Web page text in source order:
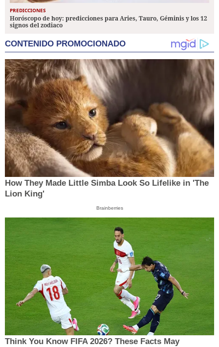
PREDICCIONES
Horóscopo de hoy: predicciones para Aries, Tauro, Géminis y los 12
signos del zodiaco
CONTENIDO PROMOCIONADO
How They Made Little Simba Look So Lifelike in 'The
Lion King'
Brainberries
Think You Know FIFA 2026? These Facts May